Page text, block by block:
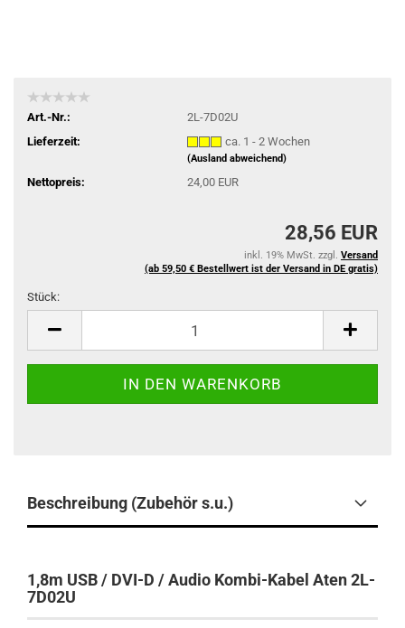
Art.-Nr.:
2L-7D02U
Lieferzeit:
ca. 1 - 2 Wochen
(Ausland abweichend)
Nettopreis: 24,00 EUR
28,56 EUR
inkl. 19% MwSt. zzgl. Versand
(ab 59,50 € Bestellwert ist der Versand in DE gratis)
Stück:
Beschreibung (Zubehör s.u.)
1,8m USB / DVI-D / Audio Kombi-Kabel Aten 2L-
7D02U